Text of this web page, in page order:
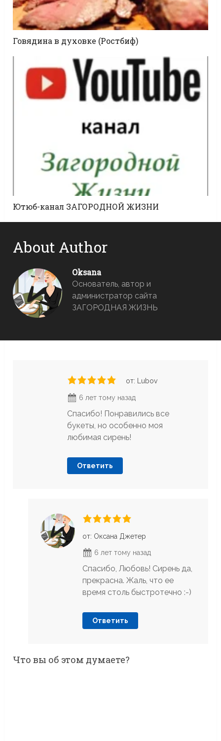
Говядина в духовке (Ростбиф)
Ютюб-канал ЗАГОРОДНОЙ ЖИЗНИ
About Author
Oksana
Основатель, автор и
администратор сайта
ЗАГОРОДНАЯ ЖИЗНЬ
от: Lubov
6 лет тому назад
Спасибо! Понравились все
букеты, но особенно моя
любимая сирень!
Ответить
от: Оксана Джетер
6 лет тому назад
Спасибо, Любовь! Сирень да,
прекрасна. Жаль, что ее
время столь быстротечно :-)
Ответить
Что вы об этом думаете?